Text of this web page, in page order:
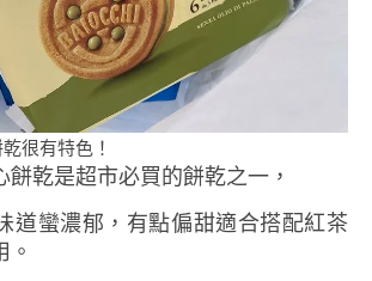
很有特色！
乾是超市必買的餅乾之一，
道蠻濃郁，有點偏甜適合搭配紅茶